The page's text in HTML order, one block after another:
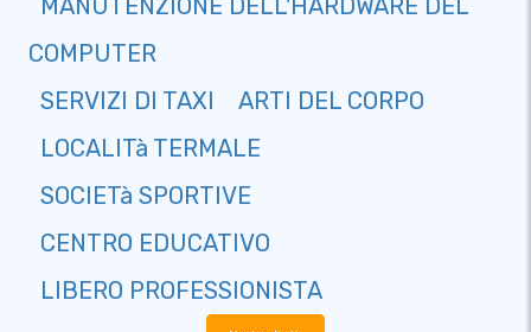
MANUTENZIONE DELL'HARDWARE DEL
COMPUTER
SERVIZI DI TAXI
ARTI DEL CORPO
LOCALITà TERMALE
SOCIETà SPORTIVE
CENTRO EDUCATIVO
LIBERO PROFESSIONISTA